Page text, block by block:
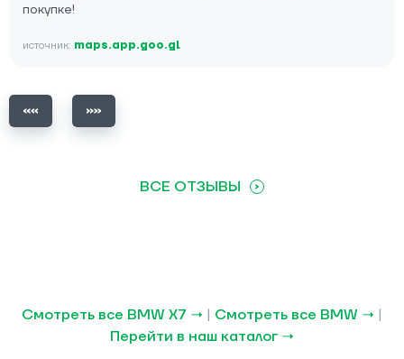
покупке!
источник: maps.app.goo.gl
ВСЕ ОТЗЫВЫ
Смотреть все BMW X7 → | Смотреть все BMW → |
Перейти в наш каталог →